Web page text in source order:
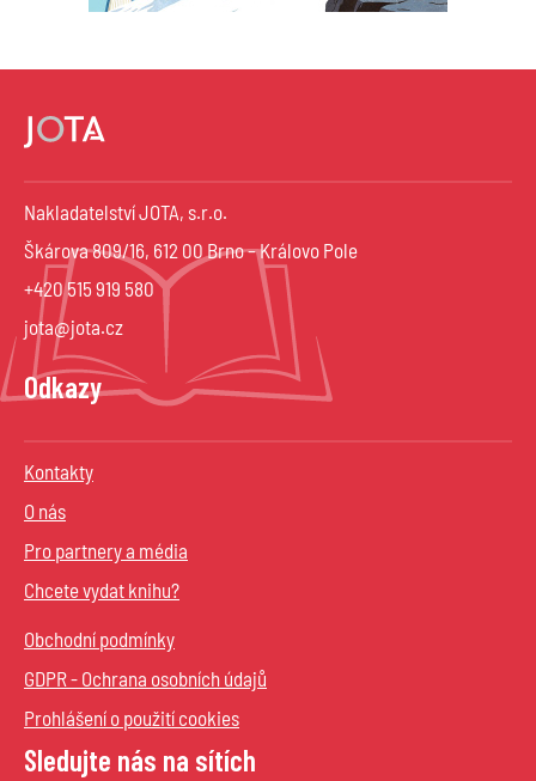
Nakladatelství JOTA, s.r.o.
Škárova 809/16, 612 00 Brno – Královo Pole
+420 515 919 580
jota@jota.cz
Odkazy
Kontakty
O nás
Pro partnery a média
Chcete vydat knihu?
Obchodní podmínky
GDPR - Ochrana osobních údajů
Prohlášení o použití cookies
Sledujte nás na sítích